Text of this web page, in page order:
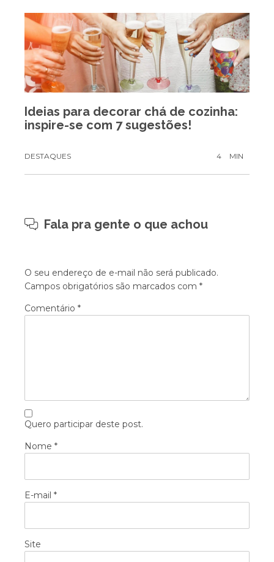
Ideias para decorar chá de cozinha:
inspire-se com 7 sugestões!
DESTAQUES 4 MIN
Fala pra gente o que achou
O seu endereço de e-mail não será publicado.
Campos obrigatórios são marcados com *
Comentário *
Quero participar deste post.
Nome *
E-mail *
Site